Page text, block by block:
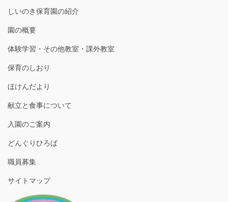
しいのき保育園の紹介
園の概要
体験学習・その他教室・課外教室
保育のしおり
ほけんだより
献立と食事について
入園のご案内
どんぐりひろば
職員募集
サイトマップ